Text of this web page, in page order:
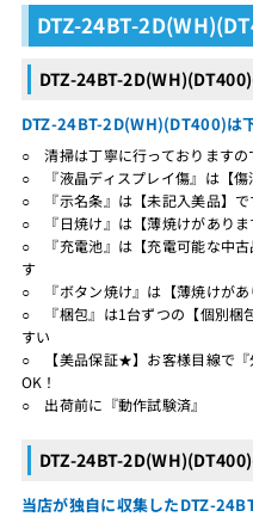
DTZ-24BT-
DTZ-24BT-
DTZ-24BT-2D(WH)(DT400)は
○ 清掃は丁寧に行っておりますの
○ 『液晶ディスプレイ傷』は【傷
○ 『示名条』は【未記入美品】で
○ 『日焼け』は【薄焼けがありま
○ 『充電池』は【充電可能な中古
す
○ 『ボタン焼け』は【薄焼けがあ
○ 『梱包』は1台ずつの【個別梱
すい
○ 【美品保証★】お客様目線で『
OK！
○ 出荷前に『動作試験済』
DTZ-24BT-
当店が独自に収集したDTZ-